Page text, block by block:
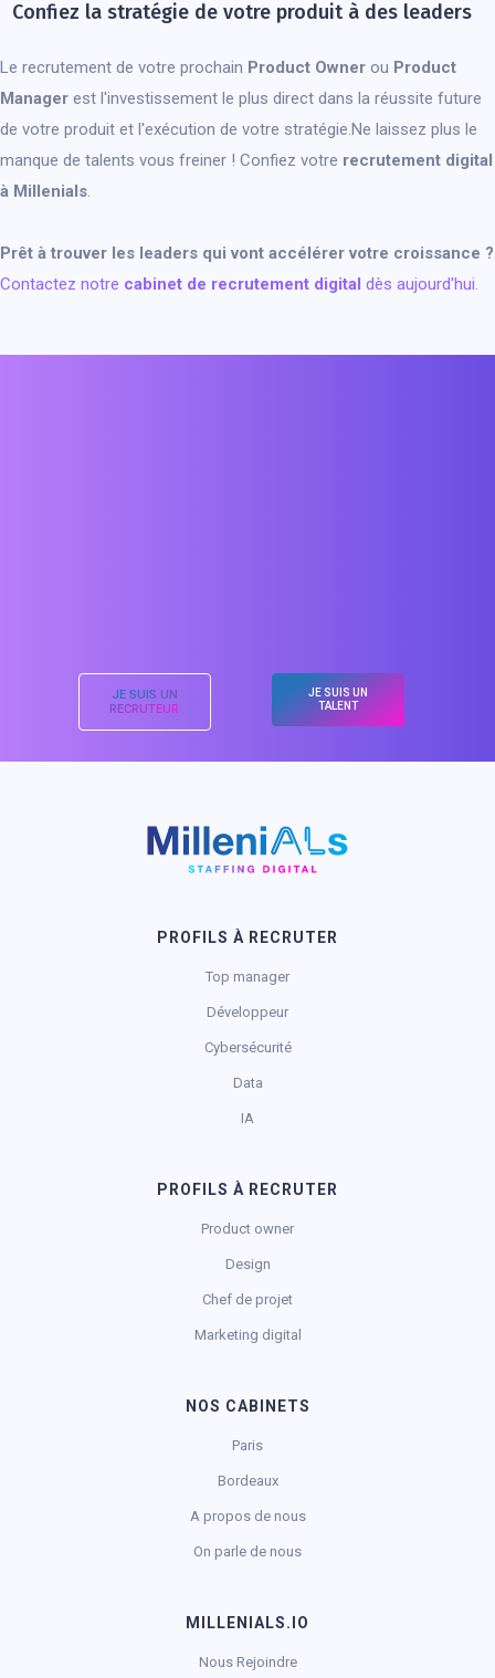
Confiez la stratégie de votre produit à des leaders
Le recrutement de votre prochain Product Owner ou Product
Manager est l'investissement le plus direct dans la réussite future
de votre produit et l'exécution de votre stratégie.Ne laissez plus le
manque de talents vous freiner ! Confiez votre recrutement digital
à Millenials.
Prêt à trouver les leaders qui vont accélérer votre croissance ?
Contactez notre cabinet de recrutement digital dès aujourd'hui.
JE SUIS UN
RECRUTEUR
JE SUIS UN
TALENT
PROFILS À RECRUTER
Top manager
Développeur
Cybersécurité
Data
IA
PROFILS À RECRUTER
Product owner
Design
Chef de projet
Marketing digital
NOS CABINETS
Paris
Bordeaux
A propos de nous
On parle de nous
MILLENIALS.IO
Nous Rejoindre